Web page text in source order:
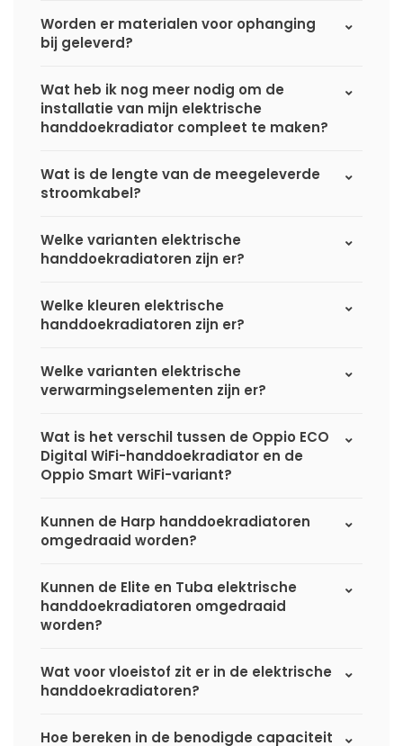
Worden er materialen voor ophanging
bij geleverd?
Wat heb ik nog meer nodig om de
installatie van mijn elektrische
handdoekradiator compleet te maken?
Wat is de lengte van de meegeleverde
stroomkabel?
Welke varianten elektrische
handdoekradiatoren zijn er?
Welke kleuren elektrische
handdoekradiatoren zijn er?
Welke varianten elektrische
verwarmingselementen zijn er?
Wat is het verschil tussen de Oppio ECO
Digital WiFi-handdoekradiator en de
Oppio Smart WiFi-variant?
Kunnen de Harp handdoekradiatoren
omgedraaid worden?
Kunnen de Elite en Tuba elektrische
handdoekradiatoren omgedraaid
worden?
Wat voor vloeistof zit er in de elektrische
handdoekradiatoren?
Hoe bereken in de benodigde capaciteit